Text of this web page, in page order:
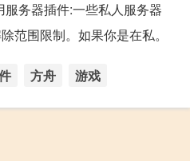
务器插件:一些私人服务器
范围限制。如果你是在私。
方舟 游戏